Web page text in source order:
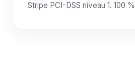
Stripe PCI-DSS niveau 1. 100